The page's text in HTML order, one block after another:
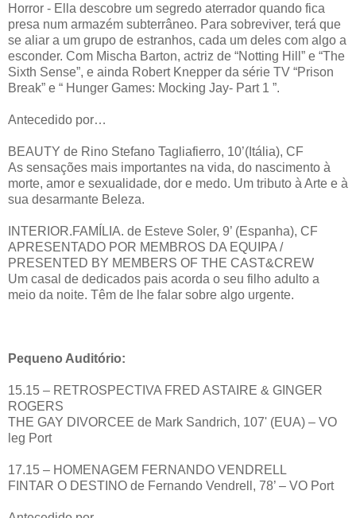
Horror - Ella descobre um segredo aterrador quando fica
presa num armazém subterrâneo. Para sobreviver, terá que
se aliar a um grupo de estranhos, cada um deles com algo a
esconder. Com Mischa Barton, actriz de “Notting Hill” e “The
Sixth Sense”, e ainda Robert Knepper da série TV “Prison
Break” e “ Hunger Games: Mocking Jay- Part 1 ”.
Antecedido por…
BEAUTY de Rino Stefano Tagliafierro, 10’(Itália), CF
As sensações mais importantes na vida, do nascimento à
morte, amor e sexualidade, dor e medo. Um tributo à Arte e à
sua desarmante Beleza.
INTERIOR.FAMÍLIA. de Esteve Soler, 9’ (Espanha), CF
APRESENTADO POR MEMBROS DA EQUIPA /
PRESENTED BY MEMBERS OF THE CAST&CREW
Um casal de dedicados pais acorda o seu filho adulto a
meio da noite. Têm de lhe falar sobre algo urgente.
Pequeno Auditório:
15.15 – RETROSPECTIVA FRED ASTAIRE & GINGER
ROGERS
THE GAY DIVORCEE de Mark Sandrich, 107' (EUA) – VO
leg Port
17.15 – HOMENAGEM FERNANDO VENDRELL
FINTAR O DESTINO de Fernando Vendrell, 78’ – VO Port